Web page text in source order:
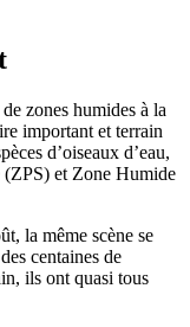
zones humides à la
important et terrain
d’oiseaux d’eau,
(ZPS) et Zone Humide
la même scène se
centaines de
ils ont quasi tous